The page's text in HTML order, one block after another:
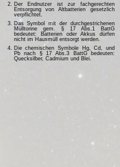
Der Endnutzer ist zur fachgerechten
Entsorgung von Altbatterien gesetzlich
verpflichtet.
Das Symbol mit der durchgestrichenen
Mülltonne gem. § 17 Abs.1 BattG
bedeutet: Batterien oder Akkus dürfen
nicht im Hausmüll entsorgt werden.
Die chemischen Symbole Hg, Cd, und
Pb nach § 17 Abs.3 BattG bedeuten:
Quecksilber, Cadmium und Blei.